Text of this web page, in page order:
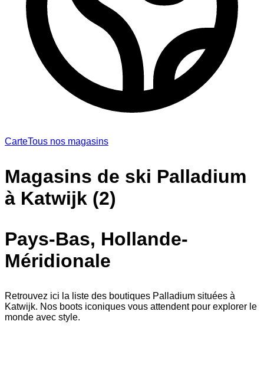
CarteTous nos magasins
Magasins de ski Palladium
à Katwijk (2)
Pays-Bas, Hollande-
Méridionale
Retrouvez ici la liste des boutiques Palladium situées à
Katwijk. Nos boots iconiques vous attendent pour explorer le
monde avec style.